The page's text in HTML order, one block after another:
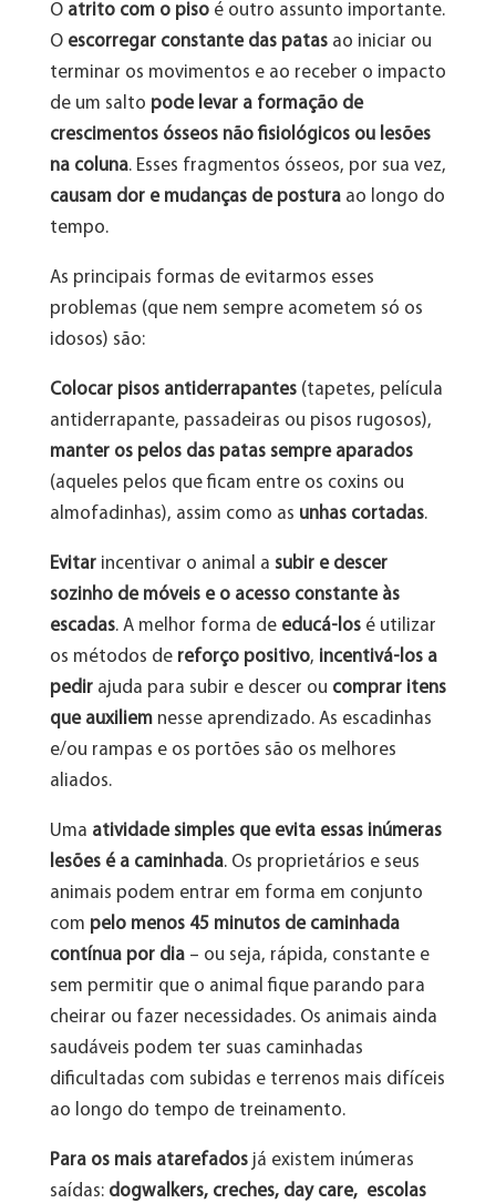
O atrito com o pisoé outro assunto importante.
O escorregar constante das patas ao iniciar ou
terminar os movimentos e ao receber o impacto
de um salto pode levar a formação de
crescimentos ósseos não fisiológicos ou lesões
na coluna. Esses fragmentos ósseos, por sua vez,
causam dor e mudanças de posturaao longo do
tempo.
As principais formas de evitarmos esses
problemas (que nem sempre acometem só os
idosos) são:
Colocar pisos antiderrapantes(tapetes, película
antiderrapante, passadeiras ou pisos rugosos),
manter os pelos das patas sempre aparados
(aqueles pelos que ficam entre os coxins ou
almofadinhas), assim como as unhas cortadas.
Evitarincentivar o animal a subir e descer
sozinho de móveis e o acesso constante às
escadas. A melhor forma de educá-losé utilizar
os métodos de reforço positivo, incentivá-los a
pedirajuda para subir e descer ou comprar itens
que auxiliem nesse aprendizado. As escadinhas
e/ou rampas e os portões são os melhores
aliados.
Uma atividade simples que evita essas inúmeras
lesões é a caminhada. Os proprietários e seus
animais podem entrar em forma em conjunto
com pelo menos 45 minutos de caminhada
contínua por dia– ou seja, rápida, constante e
sem permitir que o animal fique parando para
cheirar ou fazer necessidades. Os animais ainda
saudáveis podem ter suas caminhadas
dificultadas com subidas e terrenos mais difíceis
ao longo do tempo de treinamento.
Para os mais atarefadosjá existem inúmeras
saídas: dogwalkers, creches, day care, escolas